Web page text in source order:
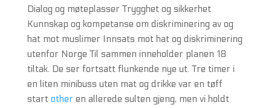
Dialog og møteplasser Trygghet og sikkerhet
Kunnskap og kompetanse om diskriminering av og
hat mot muslimer Innsats mot hat og diskriminering
utenfor Norge Til sammen inneholder planen 18
tiltak. De ser fortsatt flunkende nye ut. Tre timer i
en liten minibuss uten mat og drikke var en tøff
start otheren allerede sulten gjeng, men vi holdt